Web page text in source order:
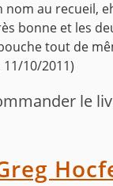
au recueil,
bonne et les
tout de
11/10/2011)
le